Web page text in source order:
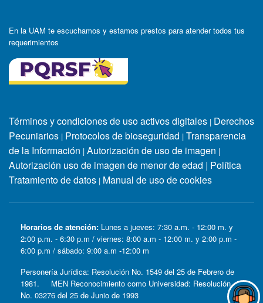
En la UAM te escuchamos y estamos prestos para atender todos tus
requerimientos
Términos y condiciones de uso activos digitales | Derechos
Pecuniarios | Protocolos de bioseguridad | Transparencia
de la Información | Autorización de uso de imagen |
Autorización uso de imagen de menor de edad | Política
Tratamiento de datos | Manual de uso de cookies
Horarios de atención: Lunes a jueves: 7:30 a.m. - 12:00 m. y
2:00 p.m. - 6:30 p.m / viernes: 8:00 a.m - 12:00 m. y 2:00 p.m -
6:00 p.m / sábado: 9:00 a.m -12:00 m
Personería Jurídica: Resolución No. 1549 del 25 de Febrero de
1981. MEN Reconocimiento como Universidad: Resolución
No. 03276 del 25 de Junio de 1993